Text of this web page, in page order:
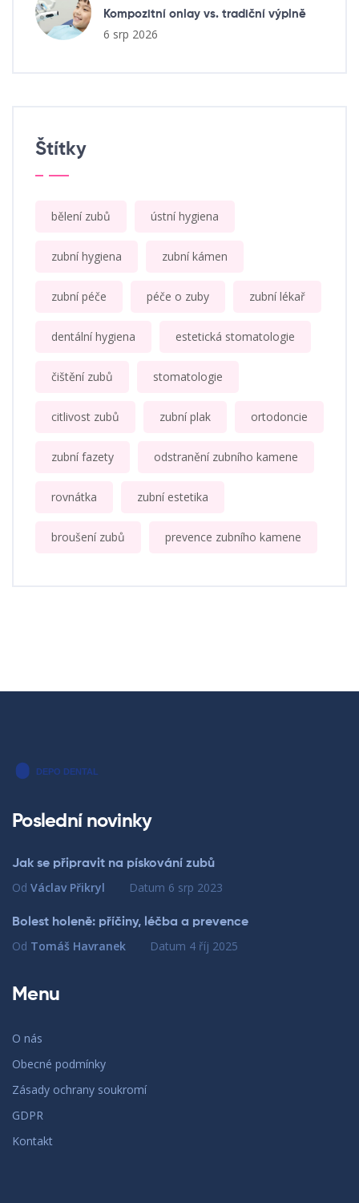
Kompozitní onlay vs. tradiční výplně
6 srp 2026
Štítky
bělení zubů ústní hygiena
zubní hygiena zubní kámen
zubní péče péče o zuby zubní lékař
dentální hygiena estetická stomatologie
čištění zubů stomatologie
citlivost zubů zubní plak ortodoncie
zubní fazety odstranění zubního kamene
rovnátka zubní estetika
broušení zubů prevence zubního kamene
Poslední novinky
Jak se připravit na pískování zubů
Od Václav Přikryl Datum 6 srp 2023
Bolest holeně: příčiny, léčba a prevence
Od Tomáš Havranek Datum 4 říj 2025
Menu
O nás
Obecné podmínky
Zásady ochrany soukromí
GDPR
Kontakt